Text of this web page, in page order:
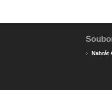
› Nahrát